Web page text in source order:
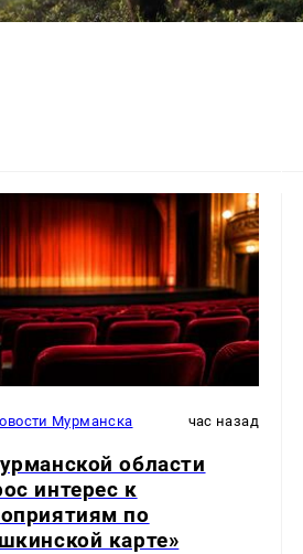
Мурманска час назад
области
интерес к
по
карте»